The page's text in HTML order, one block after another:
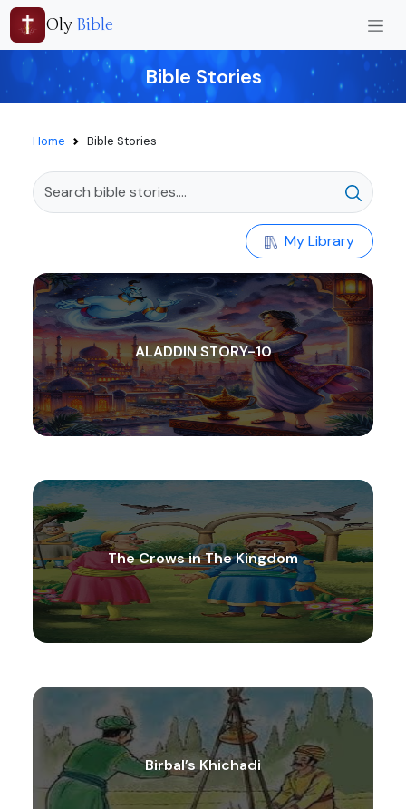
Oly Bible
Bible Stories
Home Bible Stories
My Library
ALADDIN STORY-10
The Crows in The Kingdom
Birbal’s Khichadi